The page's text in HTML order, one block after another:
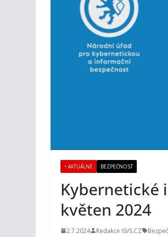
• AKTUÁLNĚ BEZPEČNOST
Kybernetické
květen 2024
2.7.2024 Redakce ISVS.CZ